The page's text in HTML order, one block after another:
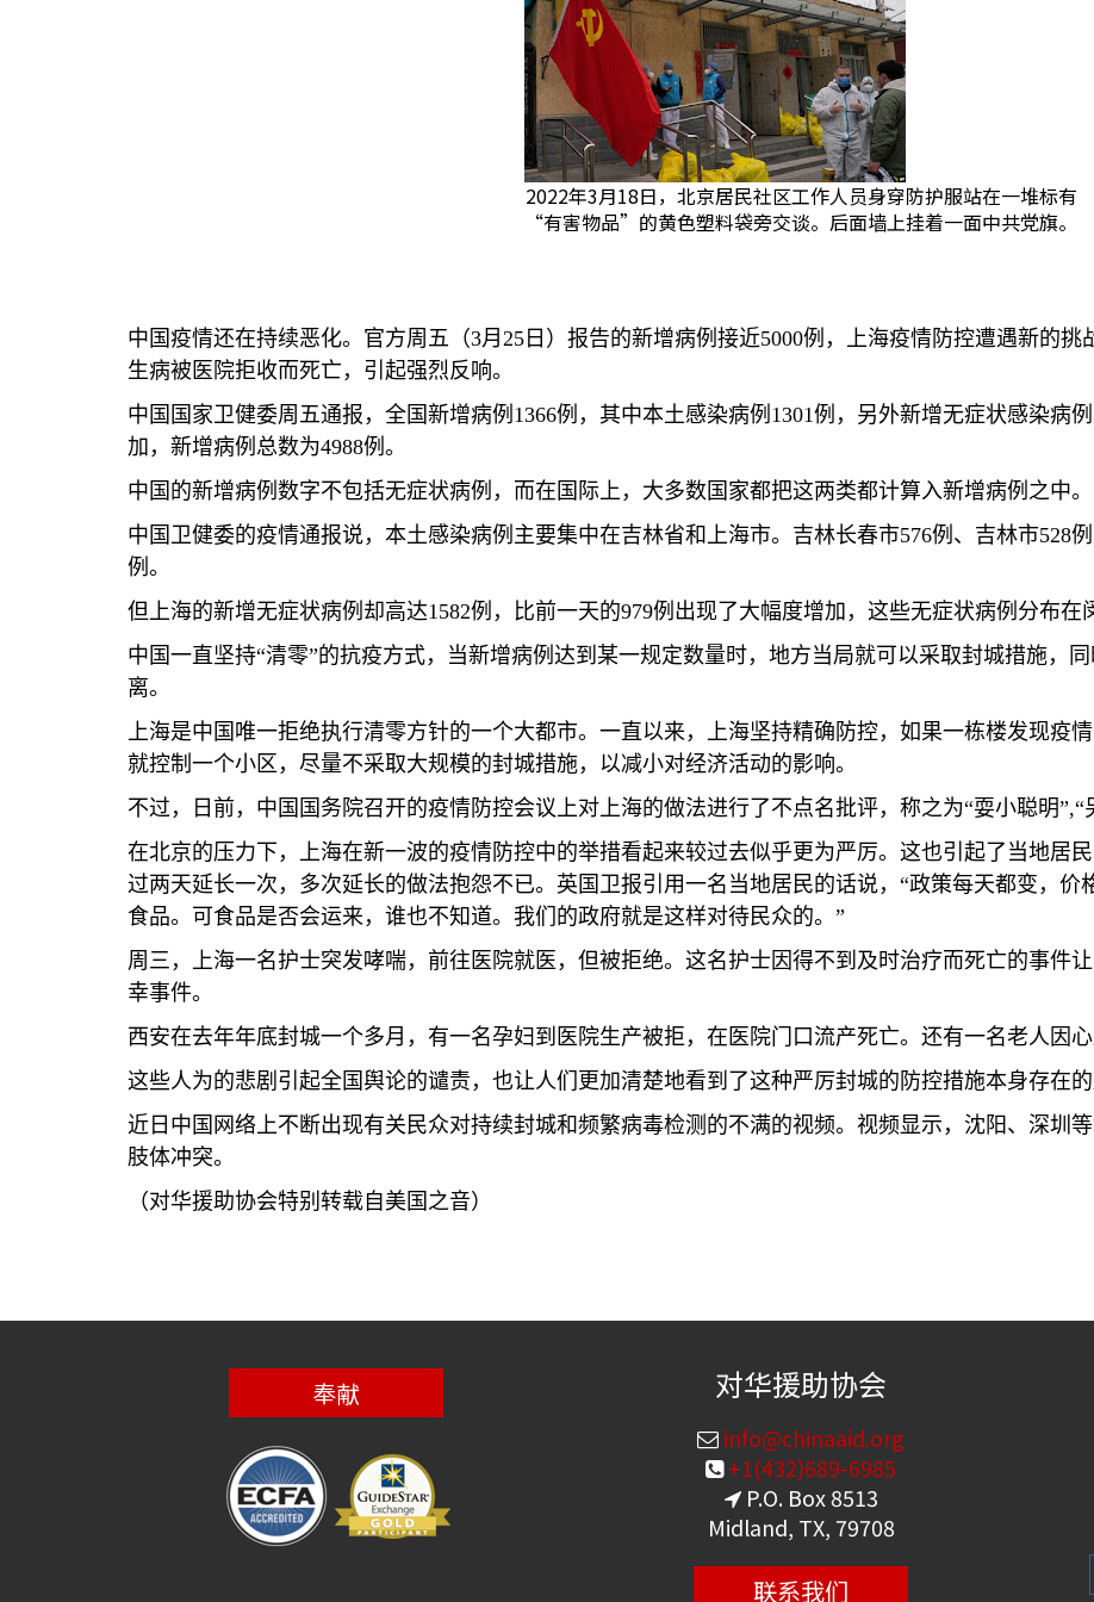
2022年3月18日，北京居民社区工作人员身穿防护服站在一堆标有
“有害物品”的黄色塑料袋旁交谈。后面墙上挂着一面中共党旗。
中国疫情还在持续恶化。官方周五（3月 25 日）报告的新增病例接近5000例，上海疫情防控遭遇新的挑
生病被医院拒收而死亡，引起强烈反响。
中国国家卫健委周五通报，全国新增病例 1366例，其中本土感染病例 1301例，另外新增无症状感染病例
加，新增病例总数为4988例。
中国的新增病例数字不包括无症状病例，而在国际上，大多数国家都把这两类都计算入新增病例之中。
中国卫健委的疫情通报说，本土感染病例主要集中在吉林省和上海市。吉林长春市576例、吉林市528
例。
但上海的新增无症状病例却高达1582例，比前一天的979例出现了大幅度增加，这些无症状病例分布在
中国一直坚持“清零”的抗疫方式，当新增病例达到某一规定数量时，地方当局就可以采取封城措施，
离。
上海是中国唯一拒绝执行清零方针的一个大都市。一直以来，上海坚持精确防控，如果一栋楼发现疫
就控制一个小区，尽量不采取大规模的封城措施，以减小对经济活动的影响。
不过，日前，中国国务院召开的疫情防控会议上对上海的做法进行了不点名批评，称之为“耍小聪明”,“
在北京的压力下，上海在新一波的疫情防控中的举措看起来较过去似乎更为严厉。这也引起了当地居
过两天延长一次，多次延长的做法抱怨不已。英国卫报引用一名当地居民的话说，“政策每天都变，
食品。可食品是否会运来，谁也不知道。我们的政府就是这样对待民众的。”
周三，上海一名护士突发哮喘，前往医院就医，但被拒绝。这名护士因得不到及时治疗而死亡的事件
幸事件。
西安在去年年底封城一个多月，有一名孕妇到医院生产被拒，在医院门口流产死亡。还有一名老人因
这些人为的悲剧引起全国舆论的谴责，也让人们更加清楚地看到了这种严厉封城的防控措施本身存在的
近日中国网络上不断出现有关民众对持续封城和频繁病毒检测的不满的视频。视频显示，沈阳、深圳
肢体冲突。
（对华援助协会特别转载自美国之音）
奉献 对华援助协会
info@chinaaid.org
+1(432)689-6985
P.O. Box 8513
Midland, TX, 79708
联系我们